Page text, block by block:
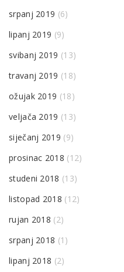
srpanj 2019 (6)
lipanj 2019 (9)
svibanj 2019 (13)
travanj 2019 (18)
ožujak 2019 (18)
veljača 2019 (13)
siječanj 2019 (9)
prosinac 2018 (12)
studeni 2018 (13)
listopad 2018 (12)
rujan 2018 (2)
srpanj 2018 (1)
lipanj 2018 (2)